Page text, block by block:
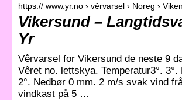
https:// www.yr.no › vêrvarsel › Noreg ›
Vikersund –
Yr
Vêrvarsel for Vikersund de neste 9
Vêret no. lettskya. Temperatur3°. 3°.
2°. Nedbør 0 mm. 2 m/s svak vind
vindkast på 5 …